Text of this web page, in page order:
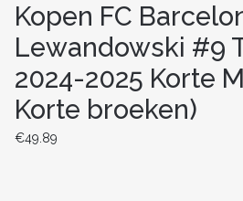
Kopen FC
Lewandowski #9
2024-2025 Korte
Korte broeken)
€49.89